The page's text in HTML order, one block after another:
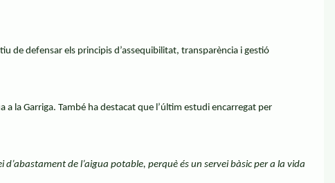
de defensar els principis d’assequibilitat, transparència i gestió
la Garriga. També ha destacat que l’últim estudi encarregat per
de l’aigua potable, perquè és un servei bàsic per a la vida